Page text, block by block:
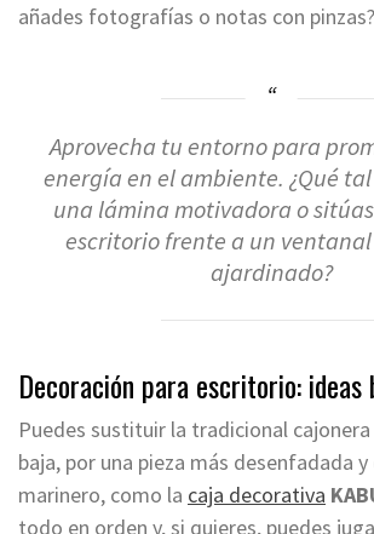
añades fotografías o notas con pinzas?
Aprovecha tu entorno para
energía en el ambiente. ¿Qué
una lámina motivadora o
escritorio frente a un
ajardinado?
Decoración para escritorio: ideas
Puedes sustituir la tradicional
baja, por una pieza más desenfadada
marinero, como la caja decorativa
todo en orden y, si quieres, puedes